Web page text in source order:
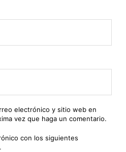
electrónico y sitio web en
vez que haga un comentario.
con los siguientes